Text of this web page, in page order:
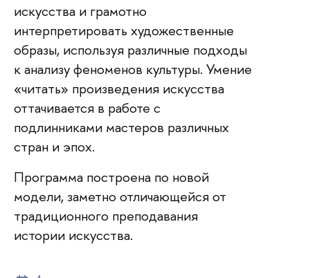
искусства и грамотно
интерпретировать художественные
образы, используя различные подходы
к анализу феноменов культуры. Умение
«читать» произведения искусства
оттачивается в работе с
подлинниками мастеров различных
стран и эпох.
Программа построена по новой
модели, заметно отличающейся от
традиционного преподавания
истории искусства.